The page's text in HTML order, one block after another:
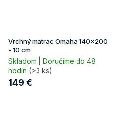
Vrchný matrac Omaha 140x200
- 10 cm
Skladom | Doručíme do 48
hodín (>3 ks)
149 €